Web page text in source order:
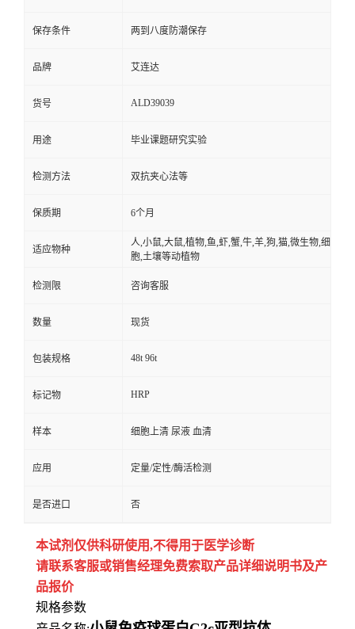
保存条件 两到八度防潮保存
品牌 艾连达
货号 ALD39039
用途 毕业课题研究实验
检测方法 双抗夹心法等
保质期 6个月
适应物种
人,小鼠,大鼠,植物,鱼,虾,蟹,牛,羊,狗,猫,微生物,细
胞,土壤等动植物
检测限 咨询客服
数量 现货
包装规格 48t 96t
标记物 HRP
样本 细胞上清 尿液 血清
应用 定量/定性/酶活检测
是否进口 否
本试剂仅供科研使用,不得用于医学诊断
请联系客服或销售经理免费索取产品详细说明书及产
品报价
规格参数